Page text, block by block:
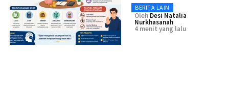
BERITA LAIN
Oleh Desi Natalia
Nurkhasanah
4 menit yang lalu